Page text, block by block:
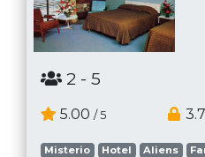
2 - 5
5.00 / 5
Misterio Hotel Aliens